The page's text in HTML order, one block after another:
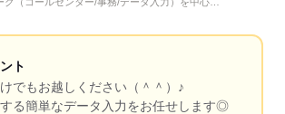
ト
でもお越しください（＾＾）♪
る簡単なデータ入力をお任せします◎